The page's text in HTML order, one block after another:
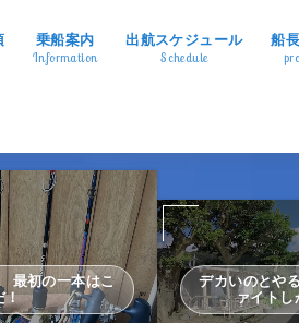
乗船案内
Information
出航スケジュール
Schedule
船
最初の一本はこ
！
デカいのとや
ァイトし